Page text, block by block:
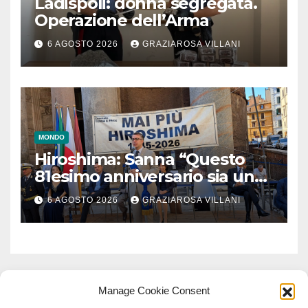
Manage Cookie Consent
Operazione dell’Arma
6 AGOSTO 2026 GRAZIAROSA VILLANI
MONDO
Hiroshima: Sanna “Questo
81esimo anniversario sia un
monito per tutti”
6 AGOSTO 2026 GRAZIAROSA VILLANI